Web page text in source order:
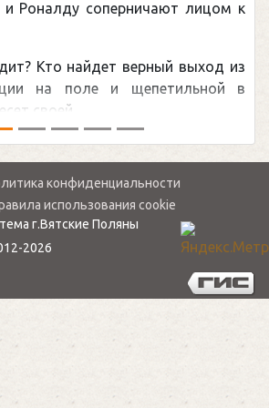
хоккейная тема последних
сезоном Национальной хоккейной
конфиденциальности
использования cookie